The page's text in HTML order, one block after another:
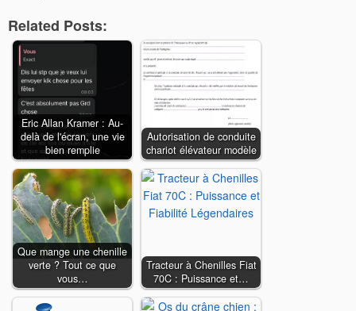
Related Posts:
Eric Allan Kramer : Au-
delà de l'écran, une vie
bien remplie
Autorisation de conduite
chariot élévateur modèle
Que mange une chenille
verte ? Tout ce que
vous…
Tracteur à Chenilles Fiat
70C : Puissance et…